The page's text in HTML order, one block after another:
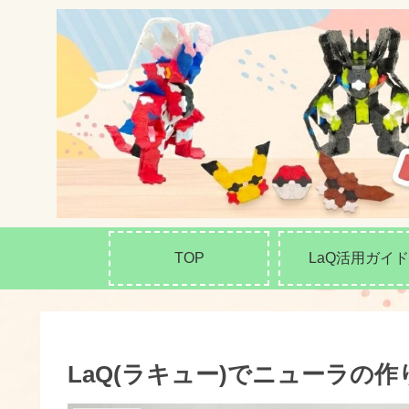
TOP LaQ活用ガイド
LaQ(ラキュー)でニューラの作